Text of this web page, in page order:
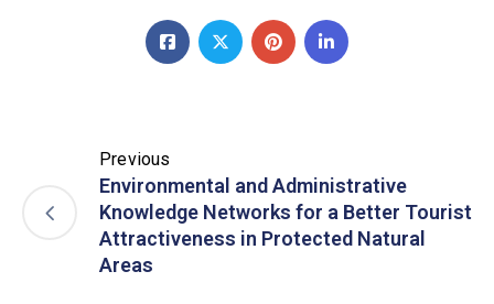
Previous
Environmental and Administrative
Knowledge Networks for a Better Tourist
Attractiveness in Protected Natural
Areas